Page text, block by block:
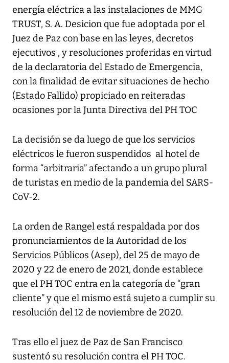
energía eléctrica a las instalaciones de MMG
TRUST, S. A. Desicion que fue adoptada por el
Juez de Paz con base en las leyes, decretos
ejecutivos , y resoluciones proferidas en virtud
de la declaratoria del Estado de Emergencia,
con la finalidad de evitar situaciones de hecho
(Estado Fallido) propiciado en reiteradas
ocasiones por la Junta Directiva del PH TOC
La decisión se da luego de que los servicios
eléctricos le fueron suspendidos al hotel de
forma “arbitraria” afectando a un grupo plural
de turistas en medio de la pandemia del SARS-
CoV-2.
La orden de Rangel está respaldada por dos
pronunciamientos de la Autoridad de los
Servicios Públicos (Asep), del 25 de mayo de
2020 y 22 de enero de 2021, donde establece
que el PH TOC entra en la categoría de “gran
cliente” y que el mismo está sujeto a cumplir su
resolución del 12 de noviembre de 2020.
Tras ello el juez de Paz de San Francisco
sustentó su resolución contra el PH TOC.